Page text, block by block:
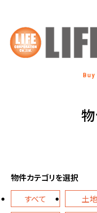
Buy
物件カテゴリを選択
すべて
土地